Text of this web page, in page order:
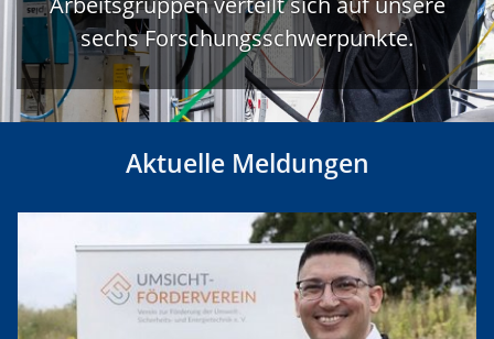
sechs Forschungsschwerpunkte.
Aktuelle Meldungen